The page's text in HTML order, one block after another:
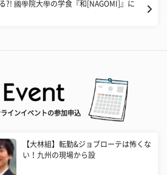
?! 國學院大學の学食『和[NAGOMI]』に
ラインイベントの参加申込
【大林組】転勤&ジョブローテは怖くな
い！九州の現場から設